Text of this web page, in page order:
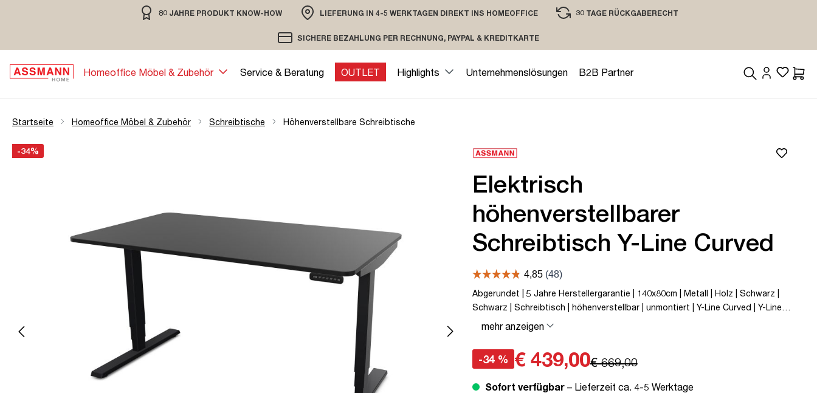
Zur Hauptnavigation springen80 JAHRE PRODUKT KNOW-HOW
80 JAHRE MÖBELBAU MIT TRADITION
LIEFERUNG IN 4-5 WERKTAGEN DIREKT INS HOMEOFFICE
VERSAND PER DHL ODER SPEDITION
30 TAGE RÜCKGABERECHT
SICHERE BEZAHLUNG PER RECHNUNG, PAYPAL & KREDITKARTE
VERSCHLÜSSELTE ÜBERTRAGUNG
Homeoffice Möbel & Zubehör Service & Beratung OUTLET Highlights Unternehmenslösungen
B2B Partner
Startseite Homeoffice Möbel & Zubehör Schreibtische Höhenverstellbare Schreibtische
Bildergalerie überspringen
Öffne Zoom-Modal
-34%
Elektrisch
höhenverstellbarer
Schreibtisch Y-Line Curved
Abgerundet | 5 Jahre Herstellergarantie | 140x80cm | Metall | Holz | Schwarz |
Schwarz | Schreibtisch | höhenverstellbar | unmontiert | Y-Line Curved | Y-Line |
bis zu 80 kg | Steckertyp C | Schwarz | TÜV© mobiles Arbeiten | Kollisions-
Schutz | Elektrisch höhenverstellbar | Kindersicherung
mehr anzeigen
-34 % € 439,00€ 669,00
Sofort verfügbar– Lieferzeit ca. 4-5 Werktage